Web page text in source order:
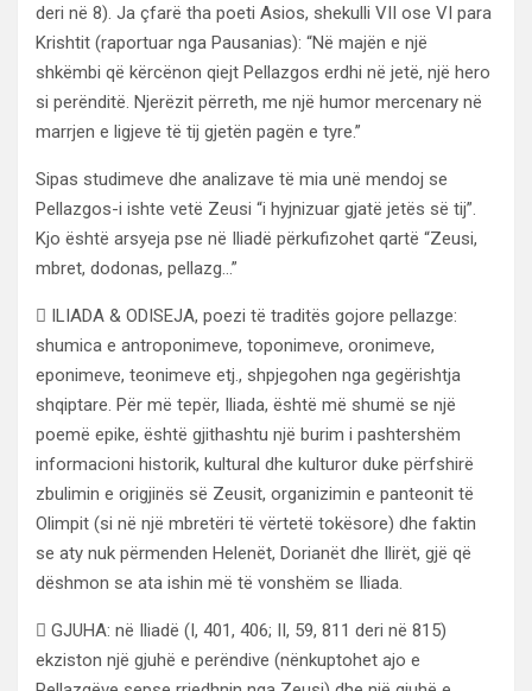
deri në 8). Ja çfarë tha poeti Asios, shekulli VII ose VI para
Krishtit (raportuar nga Pausanias): “Në majën e një
shkëmbi që kërcënon qiejt Pellazgos erdhi në jetë, një hero
si perënditë. Njerëzit përreth, me një humor mercenary në
marrjen e ligjeve të tij gjetën pagën e tyre.”
Sipas studimeve dhe analizave të mia unë mendoj se
Pellazgos-i ishte vetë Zeusi “i hyjnizuar gjatë jetës së tij”.
Kjo është arsyeja pse në Iliadë përkufizohet qartë “Zeusi,
mbret, dodonas, pellazg…”
 ILIADA & ODISEJA, poezi të traditës gojore pellazge:
shumica e antroponimeve, toponimeve, oronimeve,
eponimeve, teonimeve etj., shpjegohen nga gegërishtja
shqiptare. Për më tepër, Iliada, është më shumë se një
poemë epike, është gjithashtu një burim i pashtershëm
informacioni historik, kultural dhe kulturor duke përfshirë
zbulimin e origjinës së Zeusit, organizimin e panteonit të
Olimpit (si në një mbretëri të vërtetë tokësore) dhe faktin
se aty nuk përmenden Helenët, Dorianët dhe Ilirët, gjë që
dëshmon se ata ishin më të vonshëm se Iliada.
 GJUHA: në Iliadë (I, 401, 406; II, 59, 811 deri në 815)
ekziston një gjuhë e perëndive (nënkuptohet ajo e